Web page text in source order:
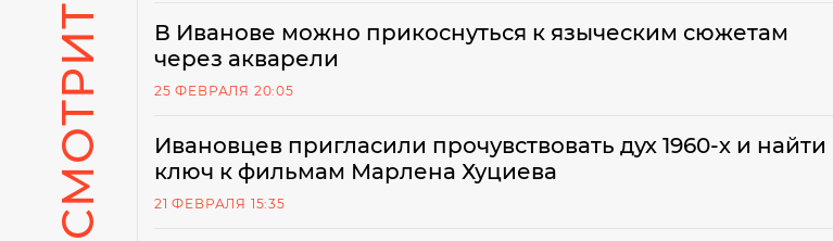
В Иванове можно прикоснуться к языческим сюжетам
через акварели
25 ФЕВРАЛЯ 20:05
Ивановцев пригласили прочувствовать дух 1960-х и найти
ключ к фильмам Марлена Хуциева
21 ФЕВРАЛЯ 15:35